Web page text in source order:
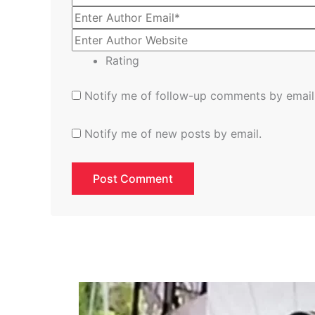
Rating
Notify me of follow-up comments by
Notify me of new posts by email.